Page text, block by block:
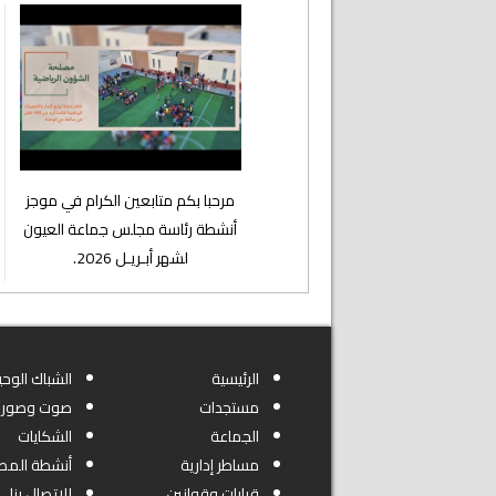
⁨مرحبا بكم متابعين الكرام في موجز
أنشطة رئاسة مجلس جماعة العيون
لشهر أبـريـل 2026.
الرئيسية
مستجدات
الجماعة
مساطر إدارية
الشباك
صوت
الشكايات
أنشطة